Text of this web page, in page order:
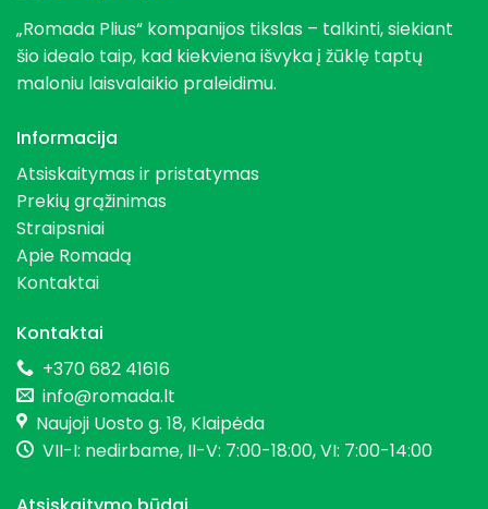
„Romada Plius“ kompanijos tikslas – talkinti, siekiant
šio idealo taip, kad kiekviena išvyka į žūklę taptų
maloniu laisvalaikio praleidimu.
Informacija
Atsiskaitymas ir pristatymas
Prekių grąžinimas
Straipsniai
Apie Romadą
Kontaktai
Kontaktai
+370 682 41616
info@romada.lt
Naujoji Uosto g. 18, Klaipėda
VII-I: nedirbame, II-V: 7:00-18:00, VI: 7:00-14:00